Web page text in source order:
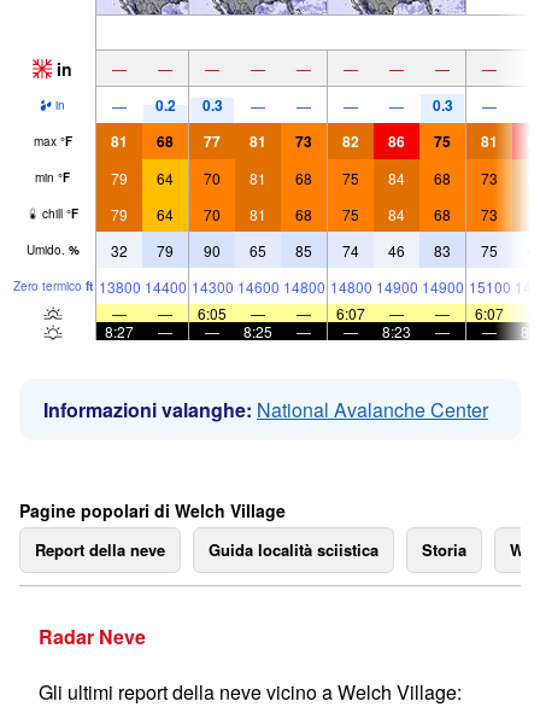
in — — — — — — — — —
in — 0.2 0.3 — — — — 0.3 —
max °F 81 68 77 81 73 82 86 75 81
min °F 79 64 70 81 68 75 84 68 73
chill °F 79 64 70 81 68 75 84 68 73
Umido. % 32 79 90 65 85 74 46 83 75
Zero termico ft 13800 14400 14300 14600 14800 14800 14900 14900 15100
—
— 6:05 — — 6:07 — — 6:07
8:27
— — 8:25 — — 8:23 — —
Informazioni valanghe: National Avalanche Center
Pagine popolari di Welch Village
Report della neve Guida località sciistica Storia
Radar Neve
Gli ultimi report della neve vicino a Welch Village: